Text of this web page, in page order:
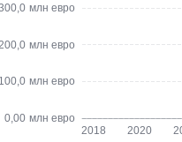
0,00 млн евро
100,0 млн евро
200,0 млн евро
млн евро
2018 2020